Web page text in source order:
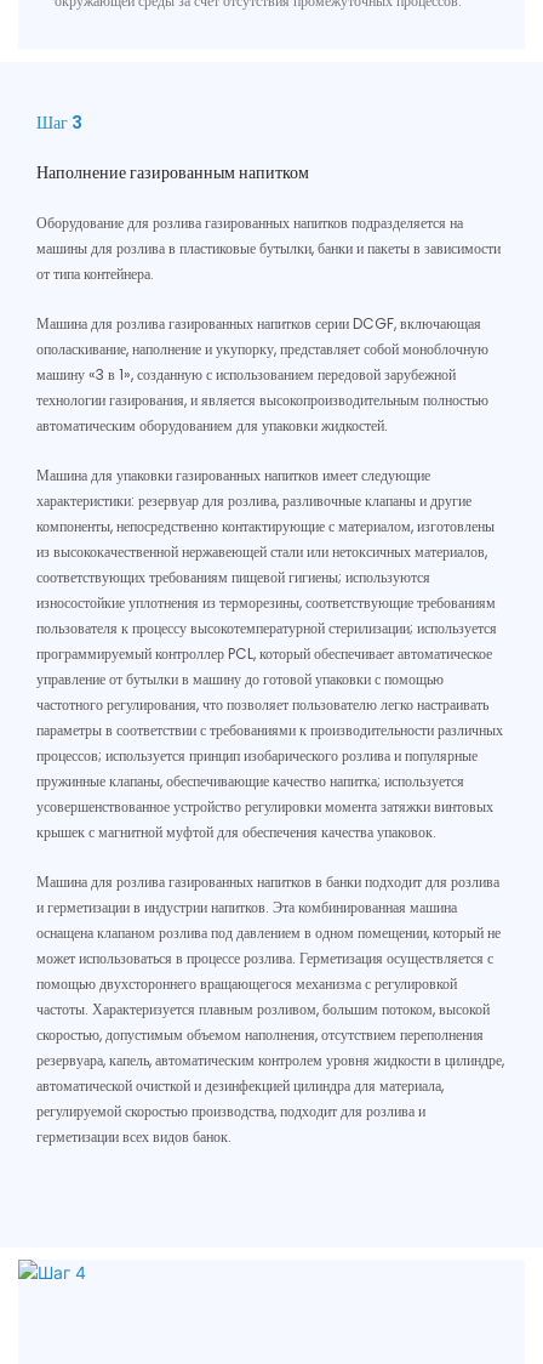
Шаг 3
Наполнение газированным напитком
Оборудование для розлива газированных напитков подразделяется на
машины для розлива в пластиковые бутылки, банки и пакеты в зависимости
от типа контейнера.
Машина для розлива газированных напитков серии DCGF, включающая
ополаскивание, наполнение и укупорку, представляет собой моноблочную
машину «3 в 1», созданную с использованием передовой зарубежной
технологии газирования, и является высокопроизводительным полностью
автоматическим оборудованием для упаковки жидкостей.
Машина для упаковки газированных напитков имеет следующие
характеристики: резервуар для розлива, разливочные клапаны и другие
компоненты, непосредственно контактирующие с материалом, изготовлены
из высококачественной нержавеющей стали или нетоксичных материалов,
соответствующих требованиям пищевой гигиены; используются
износостойкие уплотнения из терморезины, соответствующие требованиям
пользователя к процессу высокотемпературной стерилизации; используется
программируемый контроллер PCL, который обеспечивает автоматическое
управление от бутылки в машину до готовой упаковки с помощью
частотного регулирования, что позволяет пользователю легко настраивать
параметры в соответствии с требованиями к производительности различных
процессов; используется принцип изобарического розлива и популярные
пружинные клапаны, обеспечивающие качество напитка; используется
усовершенствованное устройство регулировки момента затяжки винтовых
крышек с магнитной муфтой для обеспечения качества упаковок.
Машина для розлива газированных напитков в банки подходит для розлива
и герметизации в индустрии напитков. Эта комбинированная машина
оснащена клапаном розлива под давлением в одном помещении, который не
может использоваться в процессе розлива. Герметизация осуществляется с
помощью двухстороннего вращающегося механизма с регулировкой
частоты. Характеризуется плавным розливом, большим потоком, высокой
скоростью, допустимым объемом наполнения, отсутствием переполнения
резервуара, капель, автоматическим контролем уровня жидкости в цилиндре,
автоматической очисткой и дезинфекцией цилиндра для материала,
регулируемой скоростью производства, подходит для розлива и
герметизации всех видов банок.